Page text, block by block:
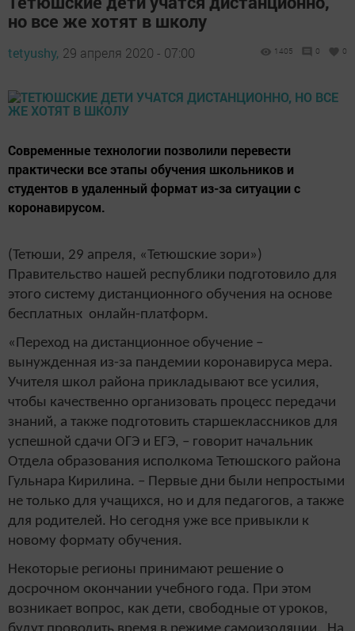
но все же хотят в школу
tetyushy, 29 апреля 2020 - 07:00 1405 0 0
Современные технологии позволили перевести
практически все этапы обучения школьников и
студентов в удаленный формат из-за ситуации с
коронавирусом.
(Тетюши, 29 апреля, «Тетюшские зори»)
Правительство нашей республики подготовило для
этого систему дистанционного обучения на основе
бесплатных онлайн-платформ.
«Переход на дистанционное обучение –
вынужденная из-за пандемии коронавируса мера.
Учителя школ района прикладывают все усилия,
чтобы качественно организовать процесс передачи
знаний, а также подготовить старшеклассников для
успешной сдачи ОГЭ и ЕГЭ, – говорит начальник
Отдела образования исполкома Тетюшского района
Гульнара Кирилина. – Первые дни были непростыми
не только для учащихся, но и для педагогов, а также
для родителей. Но сегодня уже все привыкли к
новому формату обучения.
Некоторые регионы принимают решение о
досрочном окончании учебного года. При этом
возникает вопрос, как дети, свободные от уроков,